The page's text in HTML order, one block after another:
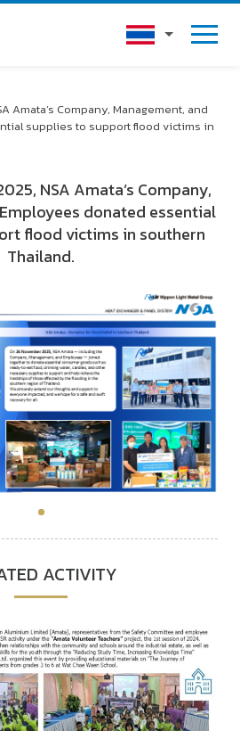
Amata’s Company, Management, and
supplies to support flood victims in
NSA Amata’s Company,
donated essential
flood victims in southern
Thailand.
ACTIVITY